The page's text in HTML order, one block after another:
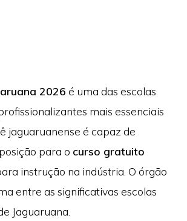
2026 é uma das escolas
mais essenciais
jaguaruanense é capaz de
para o curso gratuito
instrução na indústria. O órgão
entre as significativas escolas
Jaguaruana.